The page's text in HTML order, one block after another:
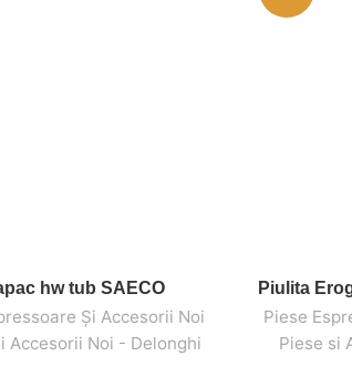
ADAUGĂ ÎN COȘ
hw tub SAECO
Și Accesorii Noi
Accesorii Noi - Delonghi
Piulita
Piese
Piese si